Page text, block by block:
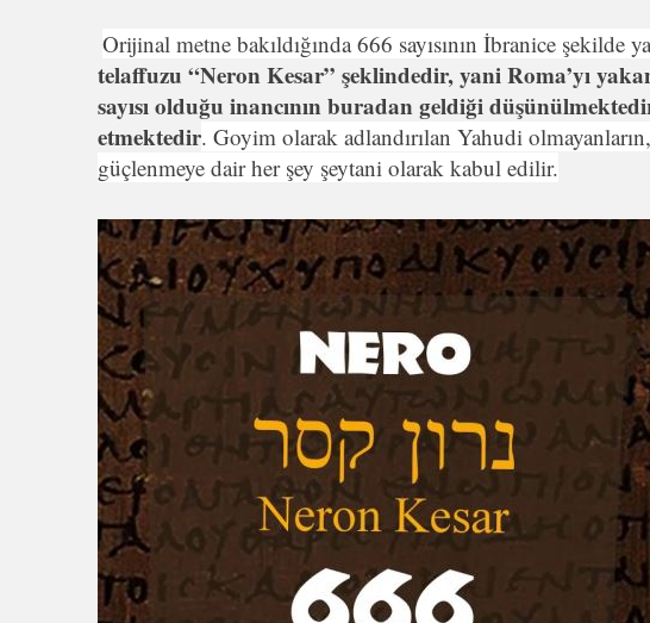
Orijinal metne bakıldığında 666 sayısının İbranice şekilde
telaffuzu “Neron Kesar” şeklindedir, yani Roma’yı
sayısı olduğu inancının buradan geldiği
etmektedir. Goyim olarak adlandırılan Yahudi
güçlenmeye dair her şey şeytani olarak kabul edilir.